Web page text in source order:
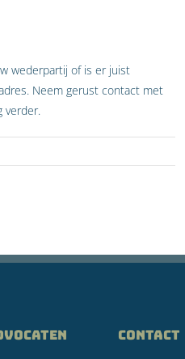
wederpartij of is er juist
Neem gerust contact met
verder.
CONTACT